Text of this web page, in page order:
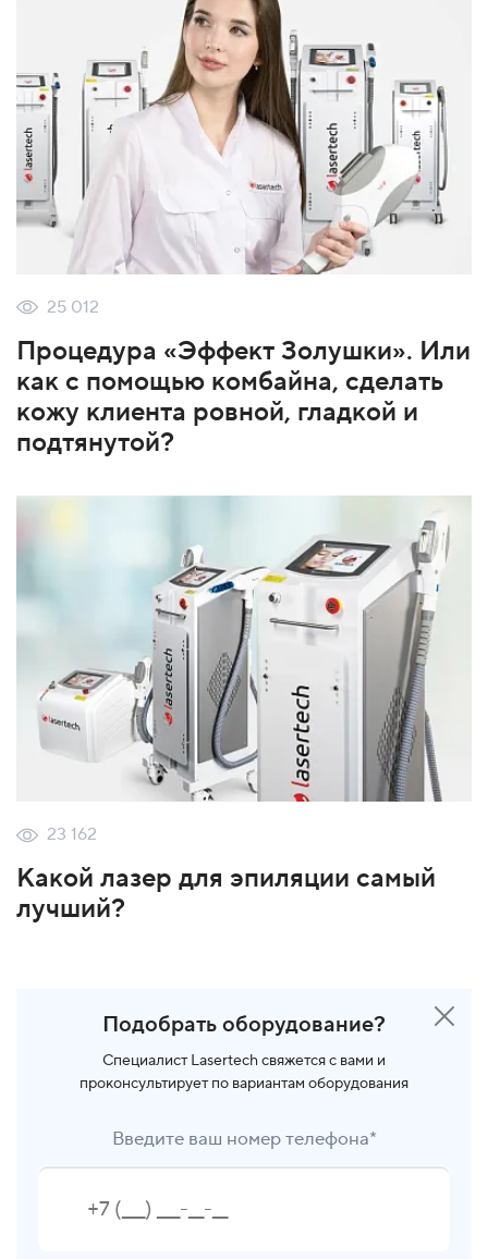
25 012
Процедура «Эффект Золушки». Или
как с помощью комбайна, сделать
кожу клиента ровной, гладкой и
подтянутой?
23 162
Какой лазер для эпиляции самый
лучший?
Подобрать оборудование?
Специалист Lasertech свяжется с вами и
проконсультирует по вариантам оборудования
Введите ваш номер телефона*